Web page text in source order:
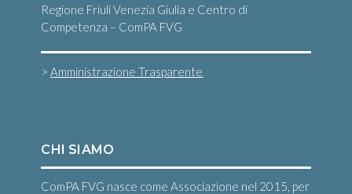
Regione Friuli Venezia Giulia e Centro di
Competenza – ComPA FVG
>Amministrazione Trasparente
CHI SIAMO
ComPA FVG nasce come Associazione nel 2015, per